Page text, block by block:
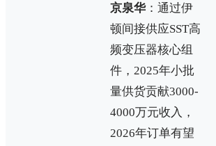
京泉华：通过伊
顿间接供应SST高
频变压器核心组
件，2025年小批
量供货贡献3000-
4000万元收入，
2026年订单有望